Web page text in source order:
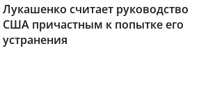
Лукашенко считает руководство
США причастным к попытке его
устранения